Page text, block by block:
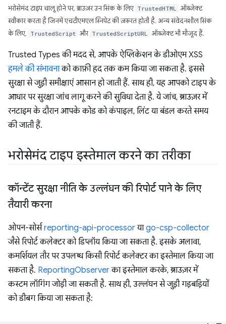
भरोसेमंद टाइप चालू होने पर, ब्राउज़र उन सिंक के लिए TrustedHTML
ऑब्जेक्ट
स्वीकार करता है जिनमें एचटीएमएल स्निपेट की ज़रूरत होती है. अन्य संवेदनशील सिंक
के लिए, TrustedScript और TrustedScriptURL ऑब्जेक्ट भी मौजूद हैं.
Trusted Types की मदद से, आपके ऐप्लिकेशन के डीओएम XSS
हमले की संभावनाको काफ़ी हद तक कम किया जा सकता है. इससे
सुरक्षा से जुड़ी समीक्षाएं आसान हो जाती हैं. साथ ही, यह आपको टाइप के
आधार पर सुरक्षा जांच लागू करने की सुविधा देता है. ये जांच, ब्राउज़र में
रनटाइम के दौरान आपके कोड को कंपाइल, लिंट या बंडल करते समय
की जाती हैं.
भरोसेमंद टाइप इस्तेमाल करने का तरीका
कॉन्टेंट सुरक्षा नीति के उल्लंघन की रिपोर्ट पाने के लिए
तैयारी करना
ओपन-सोर्सreporting-api-processorयाgo-csp-collector
जैसे रिपोर्ट कलेक्टर को डिप्लॉय किया जा सकता है. इसके अलावा,
कमर्शियल तौर पर उपलब्ध किसी रिपोर्ट कलेक्टर का इस्तेमाल किया जा
सकता है. ReportingObserverका इस्तेमाल करके, ब्राउज़र में
कस्टम लॉगिंग जोड़ी जा सकती है. साथ ही, उल्लंघन से जुड़ी गड़बड़ियों
को डीबग किया जा सकता है: